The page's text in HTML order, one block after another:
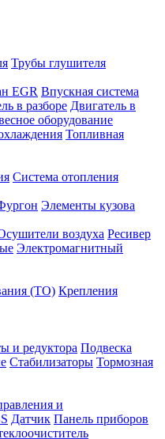
Трубы глушителя
EGR Впускная система
в разборе Двигатель в
оборудование
Топливная
Система отопления
Элементы кузова
воздуха Ресивер
Электромагнитный
(ТО) Крепления
и редуктора Подвеска
Стабилизаторы Тормозная
и
Датчик Панель приборов